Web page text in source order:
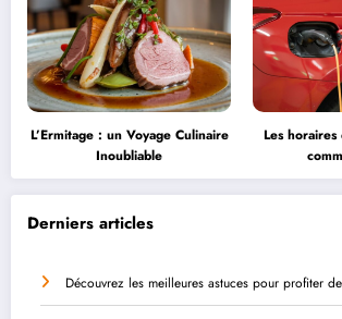
L’Ermitage : un Voyage Culinaire
Inoubliable
Les
Derniers articles
Découvrez les meilleures astuces pour profiter